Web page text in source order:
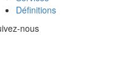
Définitions
nous